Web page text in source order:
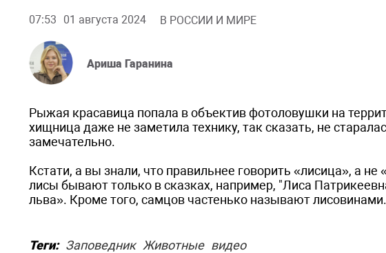
07:53 01 августа 2024 В РОССИИ И МИРЕ
Ариша Гаранина
Рыжая красавица попала в объектив фотоловушки на
хищница даже не заметила технику, так сказать, не
замечательно.
Кстати, а вы знали, что правильнее говорить «лисица», а
лисы бывают только в сказках, например, "Лиса
льва». Кроме того, самцов частенько называют лисовинами.
Теги: Заповедник Животные видео